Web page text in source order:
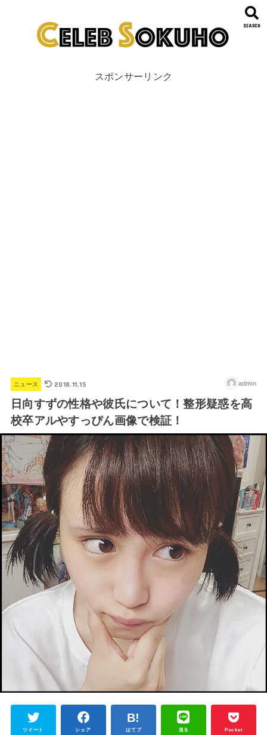
SEARCH
スポンサーリンク
ニュース 2018.11.15 admin
日向すずの性格や彼氏について！整形疑惑を高
校卒アルやすっぴん画像で検証！
ツイート シェア はてブ 送る Pocket